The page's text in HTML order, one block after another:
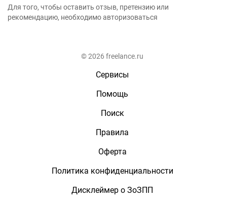
Для того, чтобы оставить отзыв, претензию или
рекомендацию, необходимо авторизоваться
© 2026 freelance.ru
Сервисы
Помощь
Поиск
Правила
Оферта
Политика конфиденциальности
Дисклеймер о ЗоЗПП